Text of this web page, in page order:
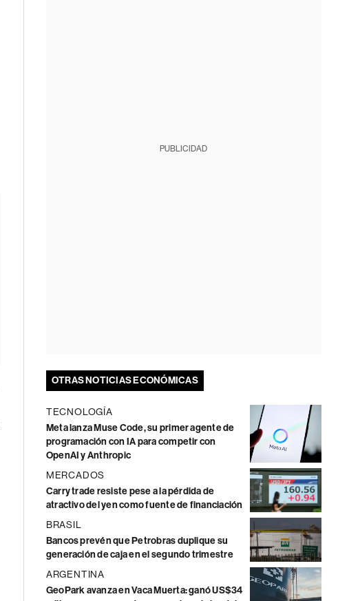
PUBLICIDAD
OTRAS NOTICIAS ECONÓMICAS
TECNOLOGÍA
Meta lanza Muse Code, su primer agente de
programación con IA para competir con
OpenAI y Anthropic
MERCADOS
Carry trade resiste pese a la pérdida de
atractivo del yen como fuente de financiación
BRASIL
Bancos prevén que Petrobras duplique su
generación de caja en el segundo trimestre
ARGENTINA
GeoPark avanza en Vaca Muerta: ganó US$34